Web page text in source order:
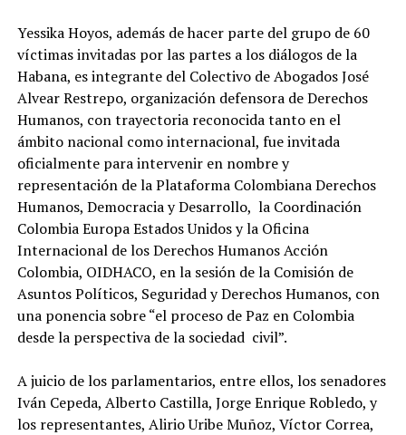
Yessika Hoyos, además de hacer parte del grupo de 60
víctimas invitadas por las partes a los diálogos de la
Habana, es integrante del Colectivo de Abogados José
Alvear Restrepo, organización defensora de Derechos
Humanos, con trayectoria reconocida tanto en el
ámbito nacional como internacional, fue invitada
oficialmente para intervenir en nombre y
representación de la Plataforma Colombiana Derechos
Humanos, Democracia y Desarrollo, la Coordinación
Colombia Europa Estados Unidos y la Oficina
Internacional de los Derechos Humanos Acción
Colombia, OIDHACO, en la sesión de la Comisión de
Asuntos Políticos, Seguridad y Derechos Humanos, con
una ponencia sobre “el proceso de Paz en Colombia
desde la perspectiva de la sociedad civil”.
A juicio de los parlamentarios, entre ellos, los senadores
Iván Cepeda, Alberto Castilla, Jorge Enrique Robledo, y
los representantes, Alirio Uribe Muñoz, Víctor Correa,